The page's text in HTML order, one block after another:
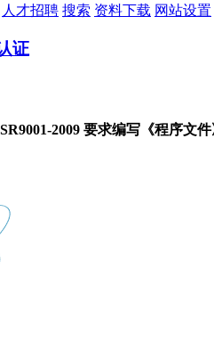
人才招聘 搜索 资料下载 网站设置
证
2009 要求编写《程序文